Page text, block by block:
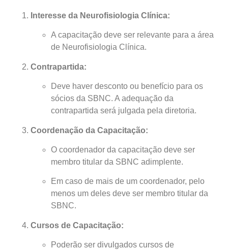
Interesse da Neurofisiologia Clínica:
A capacitação deve ser relevante para a área
de Neurofisiologia Clínica.
Contrapartida:
Deve haver desconto ou benefício para os
sócios da SBNC. A adequação da
contrapartida será julgada pela diretoria.
Coordenação da Capacitação:
O coordenador da capacitação deve ser
membro titular da SBNC adimplente.
Em caso de mais de um coordenador, pelo
menos um deles deve ser membro titular da
SBNC.
Cursos de Capacitação:
Poderão ser divulgados cursos de